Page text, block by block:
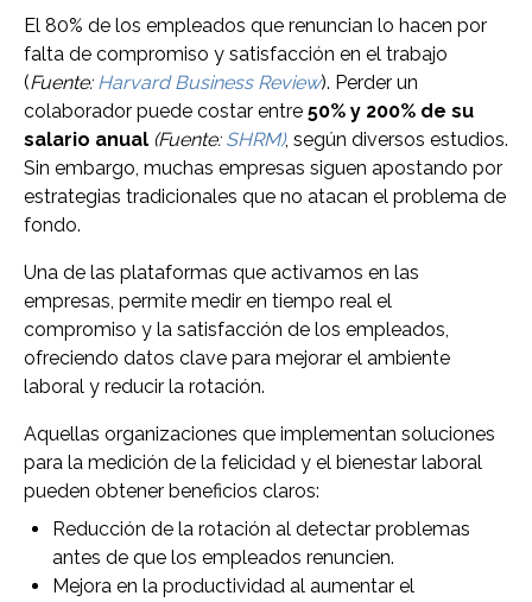
El 80% de los empleados que renuncian lo hacen por
falta de compromiso y satisfacción en el trabajo
(Fuente: Harvard Business Review). Perder un
colaborador puede costar entre 50% y 200% de su
salario anual (Fuente: SHRM), según diversos estudios.
Sin embargo, muchas empresas siguen apostando por
estrategias tradicionales que no atacan el problema de
fondo.
Una de las plataformas que activamos en las
empresas, permite medir en tiempo real el
compromiso y la satisfacción de los empleados,
ofreciendo datos clave para mejorar el ambiente
laboral y reducir la rotación.
Aquellas organizaciones que implementan soluciones
para la medición de la felicidad y el bienestar laboral
pueden obtener beneficios claros:
Reducción de la rotación al detectar problemas
antes de que los empleados renuncien.
Mejora en la productividad al aumentar el